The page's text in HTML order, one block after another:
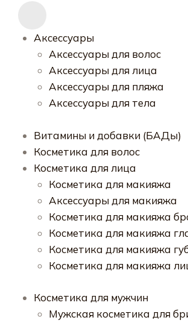
Аксессуары
Аксессуары для волос
Аксессуары для лица
Аксессуары для пляжа
Аксессуары для тела
Витамины и добавки (БАДы)
Косметика для волос
Косметика для лица
Косметика для макияжа
Аксессуары для макияжа
Косметика для макияжа
Косметика для макияжа
Косметика для макияжа
Косметика для макияжа
Косметика для мужчин
Мужская косметика для